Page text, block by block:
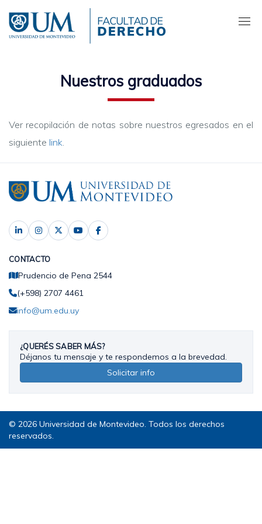
contenido
principal
Nuestros graduados
Ver recopilación de notas sobre nuestros egresados en el
siguiente link.
CONTACTO
Prudencio de Pena 2544
(+598) 2707 4461
info@um.edu.uy
¿QUERÉS SABER MÁS?
Déjanos tu mensaje y te respondemos a la brevedad.
Solicitar info
© 2026 Universidad de Montevideo. Todos los derechos
reservados.